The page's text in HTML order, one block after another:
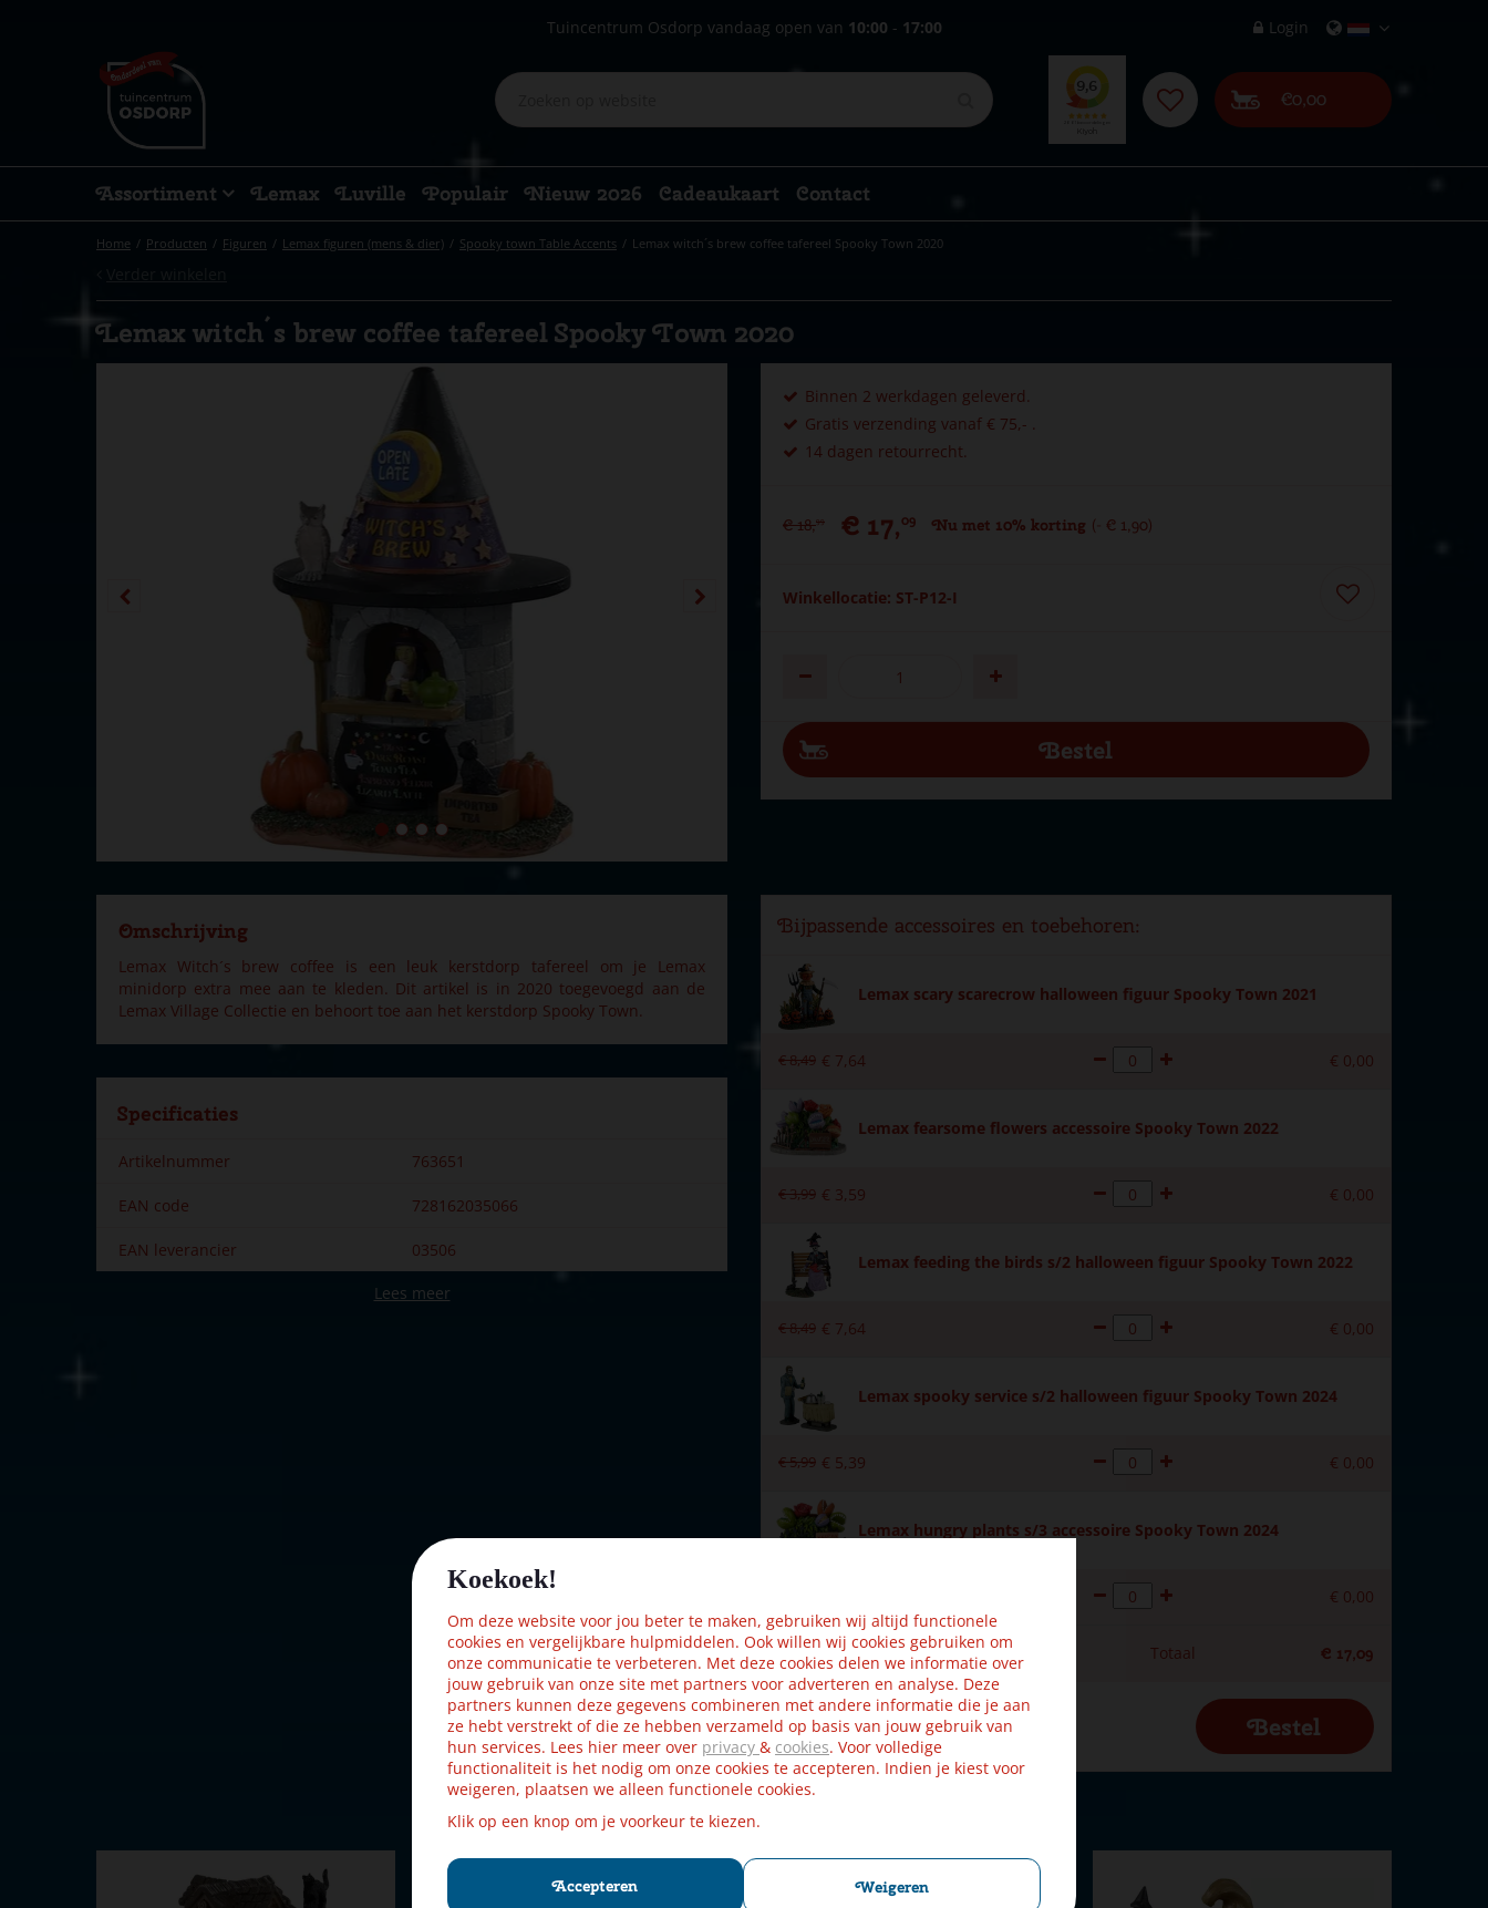
Koekoek!
Om deze website voor jou beter te maken, gebruiken wij altijd functionele
cookies en vergelijkbare hulpmiddelen. Ook willen wij cookies gebruiken om
onze communicatie te verbeteren. Met deze cookies delen we informatie over
jouw gebruik van onze site met partners voor adverteren en analyse. Deze
partners kunnen deze gegevens combineren met andere informatie die je aan
ze hebt verstrekt of die ze hebben verzameld op basis van jouw gebruik van
hun services. Lees hier meer over privacy & cookies. Voor volledige
functionaliteit is het nodig om onze cookies te accepteren. Indien je kiest voor
weigeren, plaatsen we alleen functionele cookies.
Klik op een knop om je voorkeur te kiezen.
Accepteren Weigeren
Home Producten Figuren Lemax figuren (mens & dier) Spooky town Table Accents Lemax witch´s brew coffee tafereel Spooky Town 2020
Tuincentrum Osdorp vandaag open van 10:00 - 17:00 Login
€0,00
Assortiment Lemax Luville Populair Nieuw 2026 Cadeaukaart Contact
Lemax witch´s brew coffee tafereel Spooky Town 2020
Binnen 2 werkdagen geleverd.
Gratis verzending vanaf € 75,- .
14 dagen retourrecht.
€ 18,99 € 17,09 Nu met 10% korting € 1,90
Winkellocatie: ST-P12-I
Omschrijving
Lemax Witch´s brew coffee is een leuk kerstdorp tafereel om je Lemax
minidorp extra mee aan te kleden. Dit artikel is in 2020 toegevoegd aan de
Lemax Village Collectie en behoort toe aan het kerstdorp Spooky Town.
Specificaties
Artikelnummer 763651
EAN code 728162035066
EAN leverancier 03506
Lemax
Nee
Polystone
(B x D x H) 9.5x9.1x14.3 cm
Lees meer
Bijpassende accessoires en toebehoren:
Lemax scary scarecrow halloween figuur Spooky Town 2021
€8,49 € 7,64 € 0,00
Lemax fearsome flowers accessoire Spooky Town 2022
€3,99 € 3,59 € 0,00
Lemax feeding the birds s/2 halloween figuur Spooky Town 2022
€8,49 € 7,64 € 0,00
Lemax spooky service s/2 halloween figuur Spooky Town 2024
€5,99 € 5,39 € 0,00
Lemax hungry plants s/3 accessoire Spooky Town 2024
€ 0,00
Totaal € 17,09
Kijk ook eens naar: